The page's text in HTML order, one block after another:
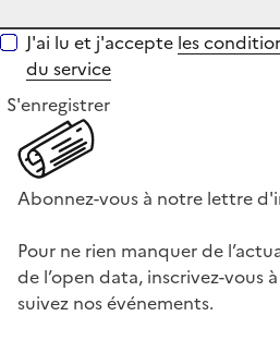
J'ai lu et j'accepte les
du service
S'enregistrer
Abonnez-vous à notre lettre
Pour ne rien manquer de
de l’open data, inscrivez-vous
suivez nos événements.